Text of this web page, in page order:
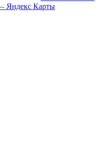
Яндекс Карты